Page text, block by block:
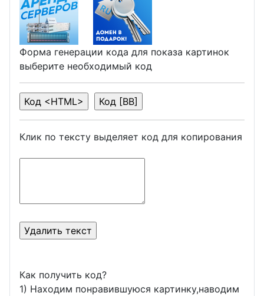
Форма генерации кода для показа картинок
выберите необходимый код
Клик по тексту выделяет код для копирования
Как получить код?
1) Находим понравившуюся картинку,наводим